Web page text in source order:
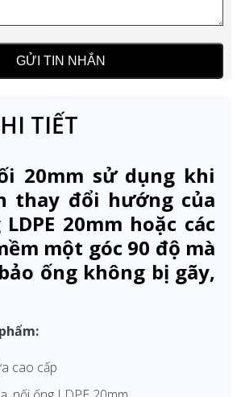
TIẾT
20mm sử dụng khi
thay đổi hướng của
20mm hoặc các
một góc 90 độ mà
ống không bị gãy,
cao cấp